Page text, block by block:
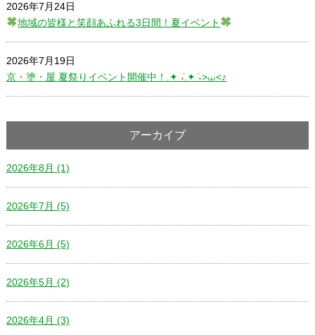
2026年7月24日
地域の皆様と笑顔あふれる3日間！夏イベント
2026年7月19日
京・塗・屋 夏祭りイベント開催中！.✦ ݁˖.✦ ݁˖>⩊<♪
アーカイブ
2026年8月 (1)
2026年7月 (5)
2026年6月 (5)
2026年5月 (2)
2026年4月 (3)